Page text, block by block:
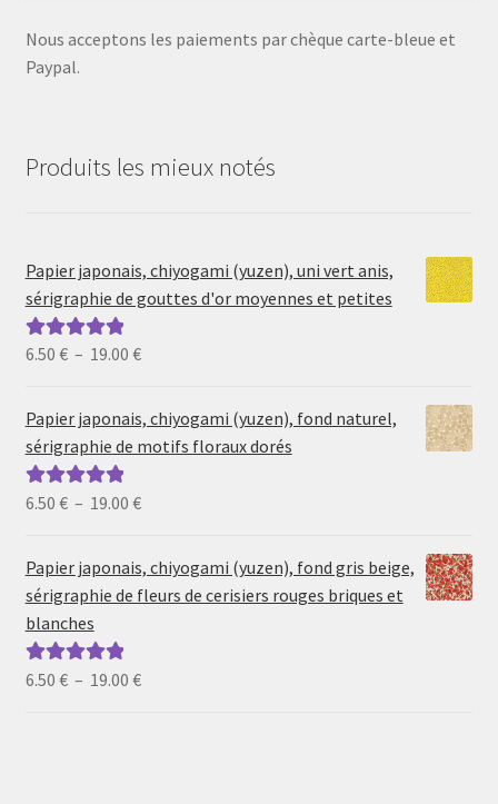
Nous acceptons les paiements par chèque carte-bleue et
Paypal.
Produits les mieux notés
Papier japonais, chiyogami (yuzen), uni vert anis,
sérigraphie de gouttes d'or moyennes et petites
Note5.00sur
6.50 € – 19.00 €Plage
prix :
6.50 €
19.00 €
Papier japonais, chiyogami (yuzen), fond naturel,
sérigraphie de motifs floraux dorés
Note5.00sur
6.50 € – 19.00 €Plage
prix :
6.50 €
Papier japonais, chiyogami (yuzen), fond gris beige,
sérigraphie de fleurs de cerisiers rouges briques et
blanches
Note5.00sur
6.50 € – 19.00 €Plage